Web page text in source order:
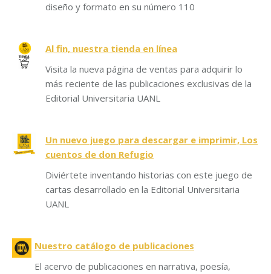
diseño y formato en su número 110
Al fin, nuestra tienda en línea
Visita la nueva página de ventas para adquirir lo
más reciente de las publicaciones exclusivas de la
Editorial Universitaria UANL
Un nuevo juego para descargar e imprimir, Los
cuentos de don Refugio
Diviértete inventando historias con este juego de
cartas desarrollado en la Editorial Universitaria
UANL
Nuestro catálogo de publicaciones
El acervo de publicaciones en narrativa, poesía,